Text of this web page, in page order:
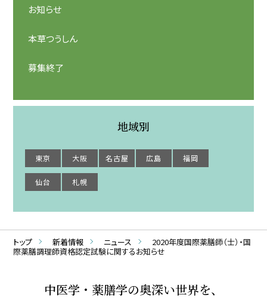
お知らせ
本草つうしん
募集終了
地域別
東京 大阪 名古屋 広島 福岡
仙台 札幌
トップ 新着情報 ニュース
2020年度国際薬膳師（士）・国
際薬膳調理師資格認定試験に関するお知らせ
中医学・薬膳学の奥深い世界を、